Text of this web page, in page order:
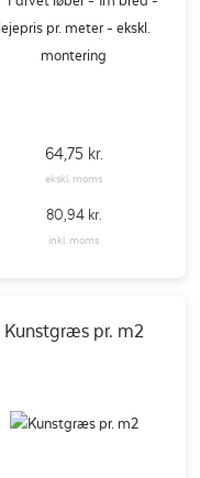
64,75 kr.
ekskl. moms
80,94 kr.
inkl. moms
Kunstgræs pr. m2